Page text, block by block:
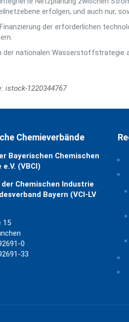
erfolgen, und auch nur,
der erforderlichen
der nationalen Wasserstoffstrategie
istock-1220344767
Chemieverbände
Bayerischen Chemischen
(VBCI)
Chemischen Industrie
Bayern (VCI-LV
15
0
33